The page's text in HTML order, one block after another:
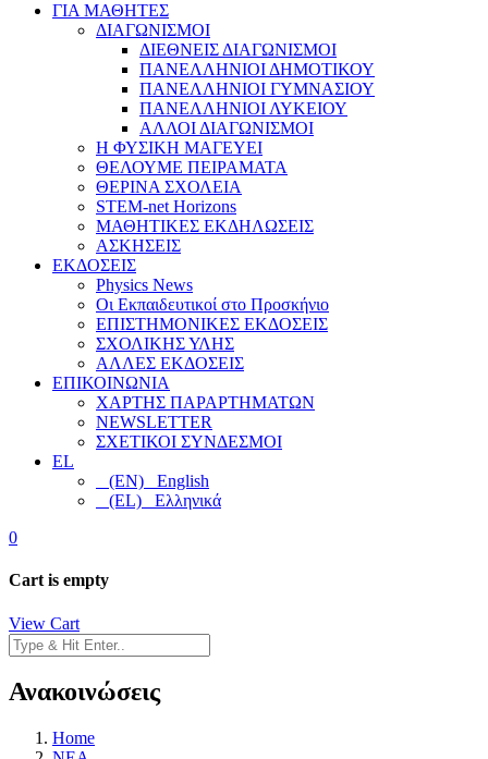
ΓΙΑ ΜΑΘΗΤΕΣ
ΔΙΑΓΩΝΙΣΜΟΙ
ΔΙΕΘΝΕΙΣ ΔΙΑΓΩΝΙΣΜΟΙ
ΠΑΝΕΛΛΗΝΙΟΙ ΔΗΜΟΤΙΚΟΥ
ΠΑΝΕΛΛΗΝΙΟΙ ΓΥΜΝΑΣΙΟΥ
ΠΑΝΕΛΛΗΝΙΟΙ ΛΥΚΕΙΟΥ
ΑΛΛΟΙ ΔΙΑΓΩΝΙΣΜΟΙ
Η ΦΥΣΙΚΗ ΜΑΓΕΥΕΙ
ΘΕΛΟΥΜΕ ΠΕΙΡΑΜΑΤΑ
ΘΕΡΙΝΑ ΣΧΟΛΕΙΑ
STEM-net Horizons
ΜΑΘΗΤΙΚΕΣ ΕΚΔΗΛΩΣΕΙΣ
ΑΣΚΗΣΕΙΣ
ΕΚΔΟΣΕΙΣ
Physics News
Οι Εκπαιδευτικοί στο Προσκήνιο
ΕΠΙΣΤΗΜΟΝΙΚΕΣ ΕΚΔΟΣΕΙΣ
ΣΧΟΛΙΚΗΣ ΥΛΗΣ
ΑΛΛΕΣ ΕΚΔΟΣΕΙΣ
ΕΠΙΚΟΙΝΩΝΙΑ
ΧΑΡΤΗΣ ΠΑΡΑΡΤΗΜΑΤΩΝ
NEWSLETTER
ΣΧΕΤΙΚΟΙ ΣΥΝΔΕΣΜΟΙ
EL
(EN) English
(EL) Ελληνικά
0
Cart is empty
View Cart
Ανακοινώσεις
Home